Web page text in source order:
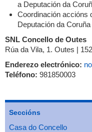
a Deputación da
Coordinación accións
Deputación da
SNL Concello de Outes
Rúa da Vila, 1. Outes |
Enderezo electrónico:
Teléfono: 981850003
Seccións
Casa do Concello